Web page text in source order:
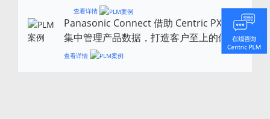
查看详情
Panasonic Connect 借助 Centric PXM
集中管理产品数据，打造客户至上的体验
查看详情